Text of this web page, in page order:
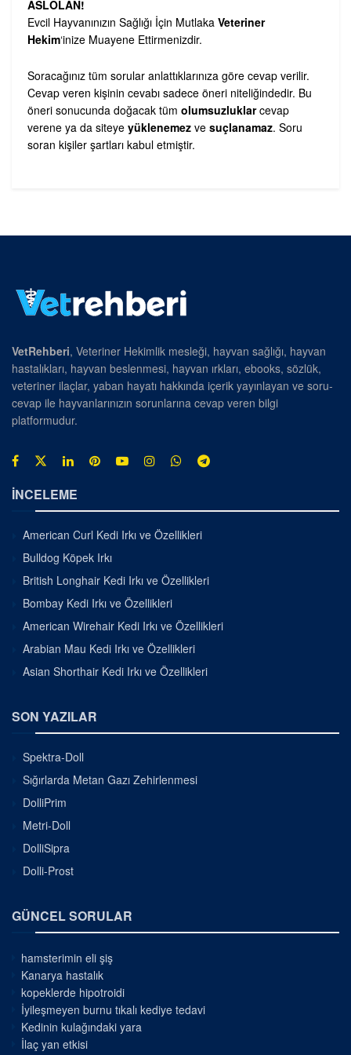
ASLOLAN!
Evcil Hayvanınızın Sağlığı İçin Mutlaka Veteriner
Hekim‘inize Muayene Ettirmenizdir.
Soracağınız tüm sorular anlattıklarınıza göre cevap verilir.
Cevap veren kişinin cevabı sadece öneri niteliğindedir. Bu
öneri sonucunda doğacak tüm olumsuzluklarcevap
verene ya da siteye yüklenemez ve suçlanamaz. Soru
soran kişiler şartları kabul etmiştir.
VetRehberi, Veteriner Hekimlik mesleği, hayvan sağlığı, hayvan
hastalıkları, hayvan beslenmesi, hayvan ırkları, ebooks, sözlük,
veteriner ilaçlar, yaban hayatı hakkında içerik yayınlayan ve soru-
cevap ile hayvanlarınızın sorunlarına cevap veren bilgi
platformudur.
İNCELEME
American Curl Kedi Irkı ve Özellikleri
Bulldog Köpek Irkı
British Longhair Kedi Irkı ve Özellikleri
Bombay Kedi Irkı ve Özellikleri
American Wirehair Kedi Irkı ve Özellikleri
Arabian Mau Kedi Irkı ve Özellikleri
Asian Shorthair Kedi Irkı ve Özellikleri
SON YAZILAR
Spektra-Doll
Sığırlarda Metan Gazı Zehirlenmesi
DolliPrim
Metri-Doll
DolliSipra
Dolli-Prost
GÜNCEL SORULAR
hamsterimin eli şiş
Kanarya hastalık
kopeklerde hipotroidi
İyileşmeyen burnu tıkalı kediye tedavi
Kedinin kulağındaki yara
İlaç yan etkisi